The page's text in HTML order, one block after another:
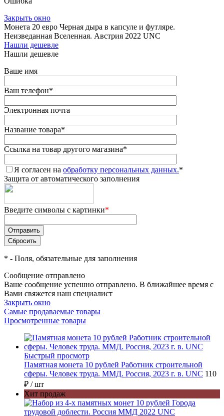
Закрыть окно
Монета 20 евро Черная дыра в капсуле и футляре.
Неизведанная Вселенная. Австрия 2022 UNC
Нашли дешевле
Нашли дешевле
Ваше имя
Ваш телефон*
Электронная почта
Название товара*
Ссылка на товар другого магазина*
Я согласен на обработку персональных данных.*
Защита от автоматического заполнения
Введите символы с картинки*
* - Поля, обязательные для заполнения
Сообщение отправлено
Ваше сообщение успешно отправлено. В ближайшее время с
Вами свяжется наш специалист
Закрыть окно
Самые продаваемые товары
Просмотренные товары
Быстрый просмотр
Памятная монета 10 рублей Работник строительной
сферы. Человек труда. ММД. Россия, 2023 г. в. UNC 110
₽ / шт
Хит продаж